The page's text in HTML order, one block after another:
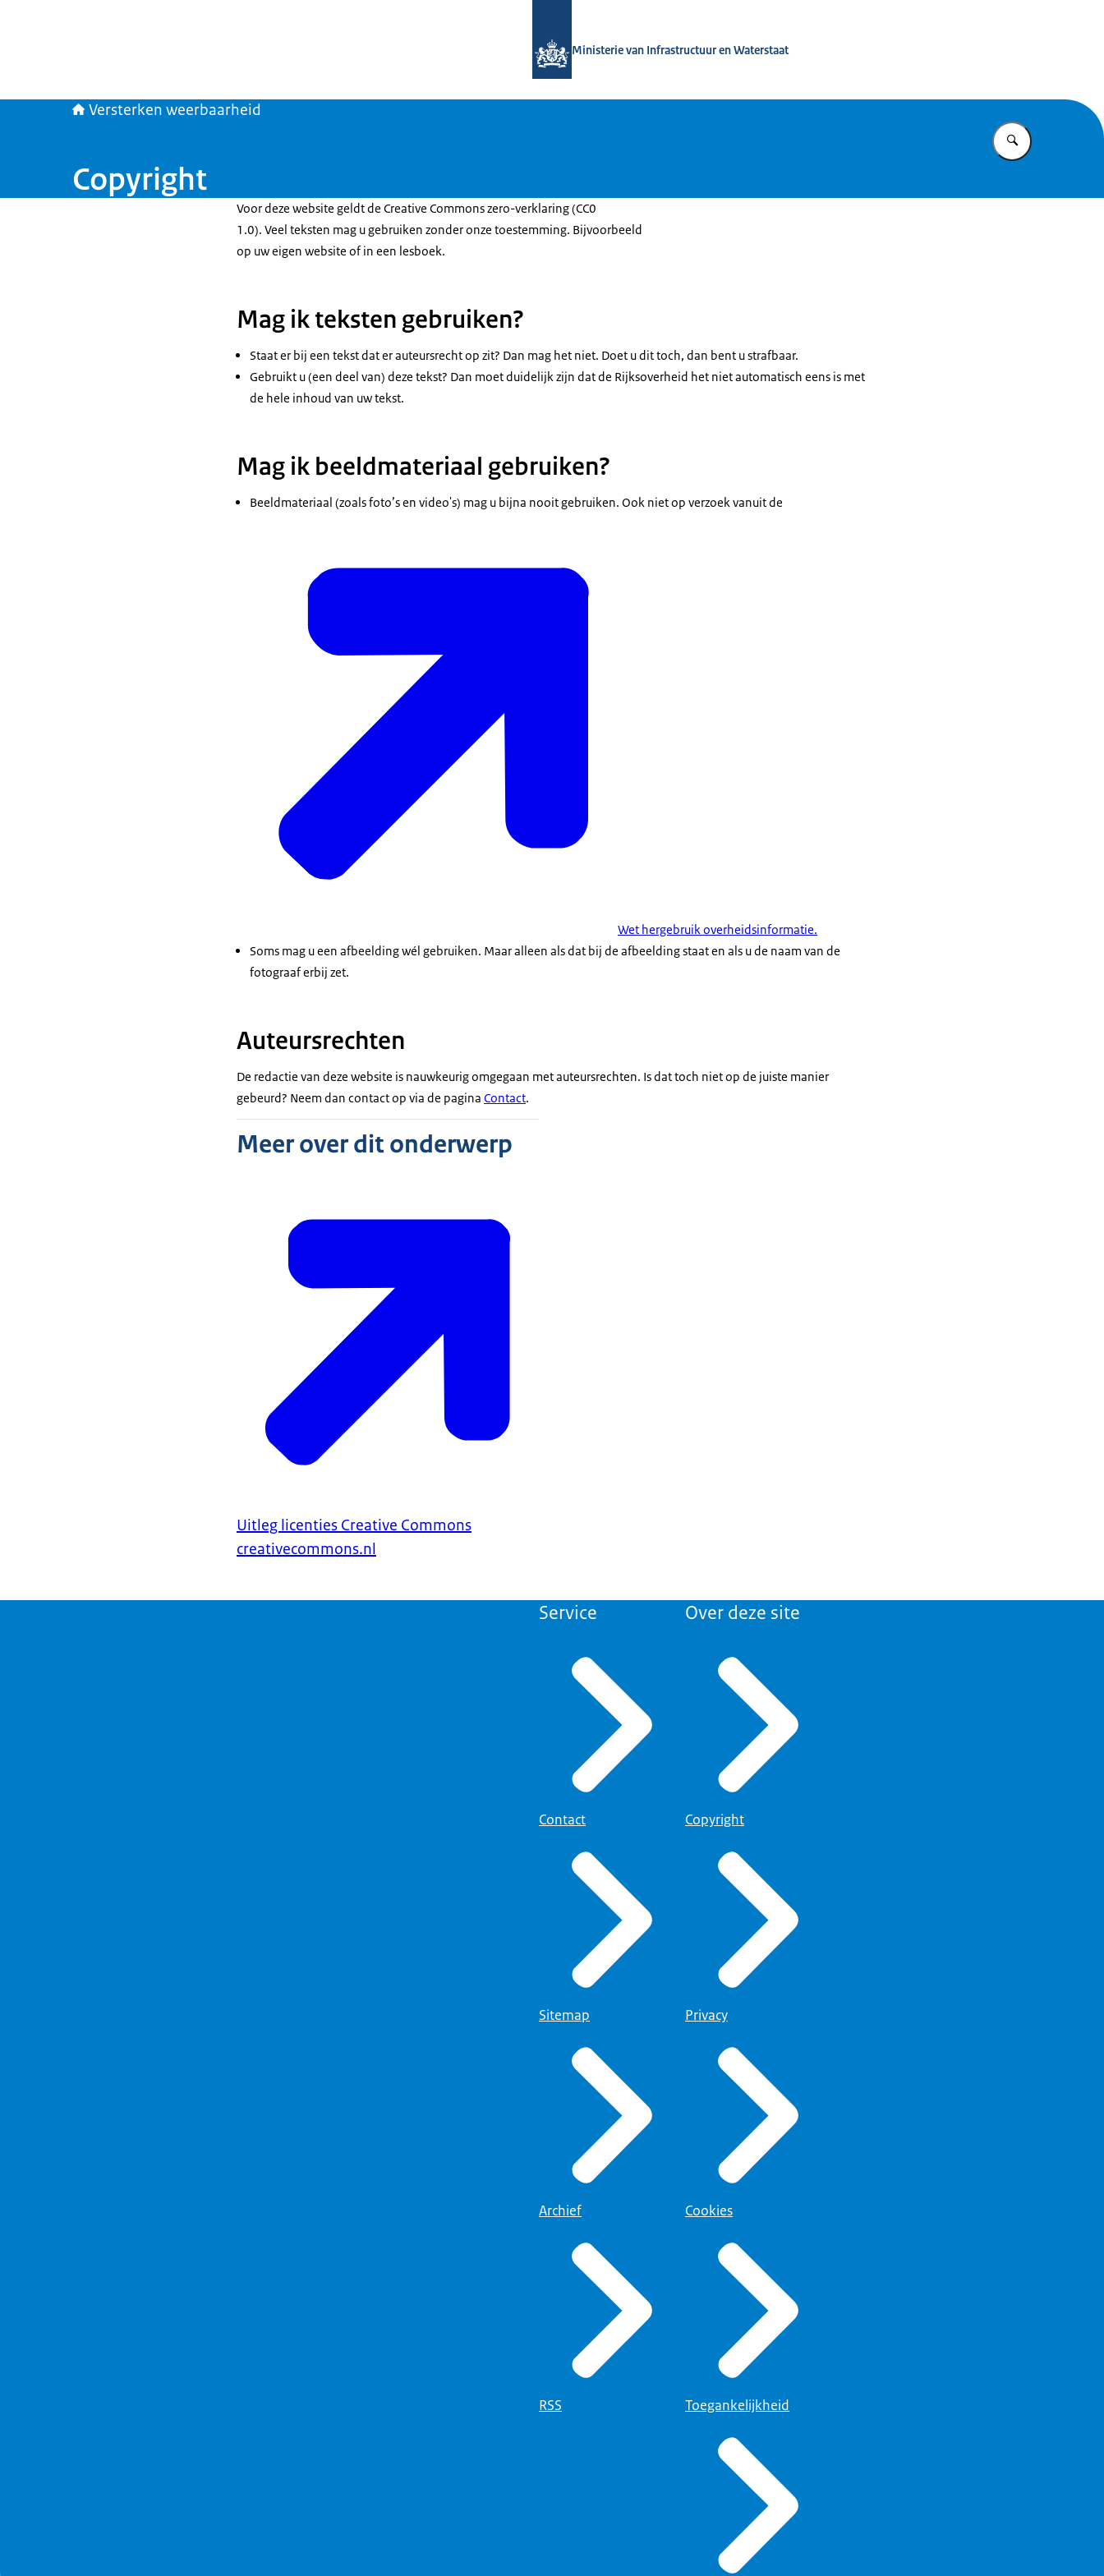
Ministerie van Infrastructuur en Waterstaat
Versterken weerbaarheid
Vul in wat u
Copyright
Voor deze website geldt de Creative Commons zero-verklaring (CC0
1.0). Veel teksten mag u gebruiken zonder onze toestemming. Bijvoorbeeld
op uw eigen website of in een lesboek.
Mag ik teksten gebruiken?
Staat er bij een tekst dat er auteursrecht op zit? Dan mag het niet. Doet u dit toch, dan bent u strafbaar.
Gebruikt u (een deel van) deze tekst? Dan moet duidelijk zijn dat de Rijksoverheid het niet automatisch eens is met
de hele inhoud van uw tekst.
Mag ik beeldmateriaal gebruiken?
Beeldmateriaal (zoals foto’s en video's) mag u bijna nooit gebruiken. Ook niet op verzoek vanuit de
Wet hergebruik overheidsinformatie.
Soms mag u een afbeelding wél gebruiken. Maar alleen als dat bij de afbeelding staat en als u de naam van de
fotograaf erbij zet.
Auteursrechten
De redactie van deze website is nauwkeurig omgegaan met auteursrechten. Is dat toch niet op de juiste manier
gebeurd? Neem dan contact op via de pagina Contact.
Meer over dit onderwerp
Uitleg licenties Creative Commons
creativecommons.nl
Service
Contact
Sitemap
Archief
RSS
Over deze site
Copyright
Privacy
Cookies
Toegankelijkheid